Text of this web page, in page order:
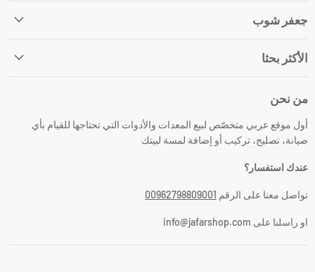
جعفر شوب
الأكثر بحثا
من نحن
أول موقع عربي متخصّص لبيع المعدات والأدوات التي تحتاجها للقيام بأي
صيانة، تصليح، تركيب أو إضافة لمسة لبيتك
عندك استفسار؟
تواصل معنا على الرقم 00962798809001
او راسلنا على info@jafarshop.com